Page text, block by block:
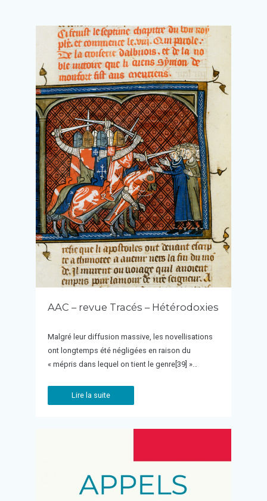
AAC – revue Tracés – Hétérodoxies
Malgré leur diffusion massive, les novellisations
ont longtemps été négligées en raison du
« mépris dans lequel on tient le genre[39] »…
Lire la suite